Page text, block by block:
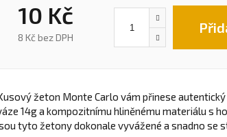
10 Kč
8 Kč bez DPH
žeton Monte Carlo vám přinese autentický
14g a kompozitnímu hliněnému materiálu s
tyto žetony dokonale vyvážené a snadno se